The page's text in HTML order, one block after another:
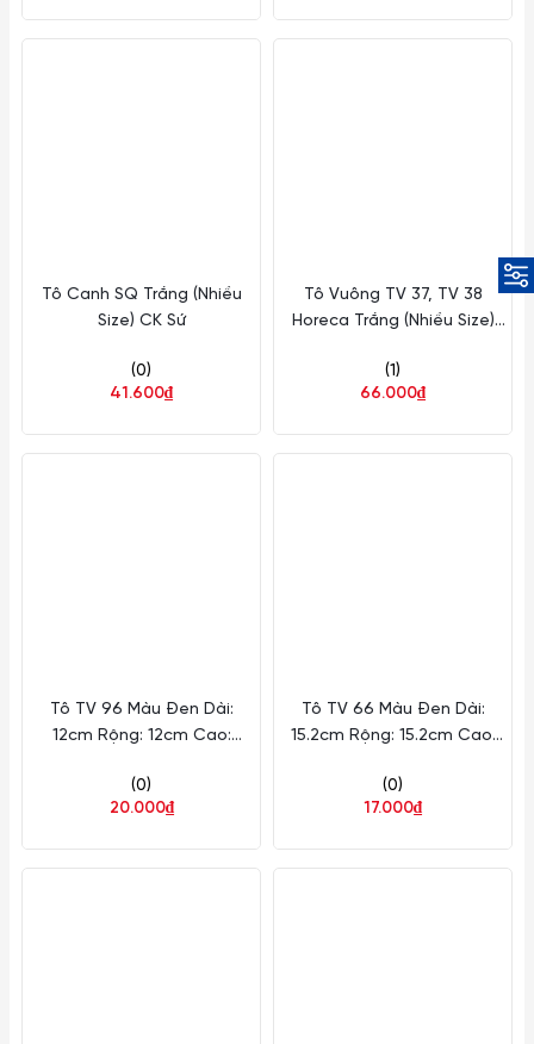
Tô Canh SQ Trắng (Nhiều
Size) CK Sứ
(0)
41.600₫
Tô Vuông TV 37, TV 38
Horeca Trắng (Nhiều Size)
(1)
66.000₫
Tô TV 96 Màu Đen Dài:
12cm Rộng: 12cm Cao:
TV96
(0)
20.000₫
Tô TV 66 Màu Đen Dài:
15.2cm Rộng: 15.2cm Cao:
TV66
(0)
17.000₫